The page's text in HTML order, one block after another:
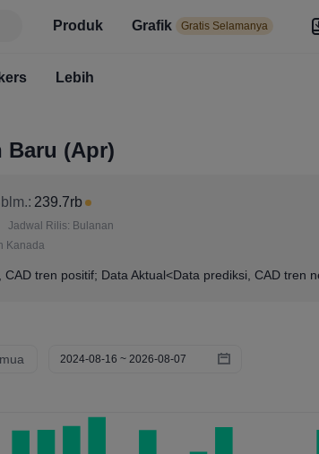
Produk Grafik Gratis Selamanya
Kontes
Gratis Selamanya
Lebih
Baru (Apr)
239.7rb
Jadwal Rilis: Bulanan
Kanada
tren positif; Data Aktual<Data prediksi, CAD tren